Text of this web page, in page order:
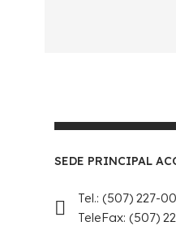
SEDE PRINCIPAL
Tel.: (507) 227-
TeleFax: (507)